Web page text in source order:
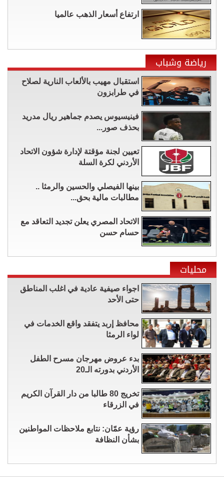
ارتفاع أسعار الذهب عالميا
رياضة وشباب
استقبال مهيب بالألعاب النارية لصلاح
في طرابزون
فينيسيوس يصدم جماهير ريال مدريد
بحذف صور...
تعيين لجنة مؤقتة لإدارة شؤون الاتحاد
الأردني لكرة السلة
بينها الفيصلي والحسين والرمثا ..
مطالبات مالية بحق...
الاتحاد المصري يعلن تجديد التعاقد مع
حسام حسن
محليات
اجواء صيفية عادية في اغلب المناطق
حتى الأحد
محافظ إربد يتفقد واقع الخدمات في
لواء الرمثا
بدء عروض مهرجان مسرح الطفل
الأردني بدورته الـ20
تخريج 80 طالبا من دار القرآن الكريم
في الزرقاء
رؤية عمّان: نتابع ملاحظات المواطنين
بشأن النظافة